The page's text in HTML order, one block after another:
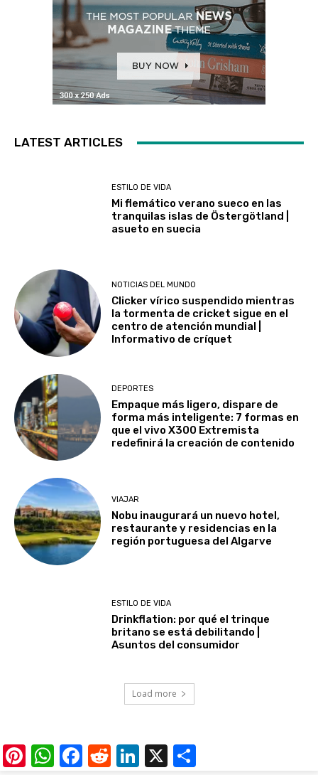
LATEST ARTICLES
ESTILO DE VIDA
Mi flemático verano sueco en las
tranquilas islas de Östergötland |
asueto en suecia
NOTICIAS DEL MUNDO
Clicker vírico suspendido mientras
la tormenta de cricket sigue en el
centro de atención mundial |
Informativo de críquet
DEPORTES
Empaque más ligero, dispare de
forma más inteligente: 7 formas en
que el vivo X300 Extremista
redefinirá la creación de contenido
VIAJAR
Nobu inaugurará un nuevo hotel,
restaurante y residencias en la
región portuguesa del Algarve
ESTILO DE VIDA
Drinkflation: por qué el trinque
britano se está debilitando |
Asuntos del consumidor
Load more
Pinterest
WhatsApp
Facebook
RedditLinkedIn
X